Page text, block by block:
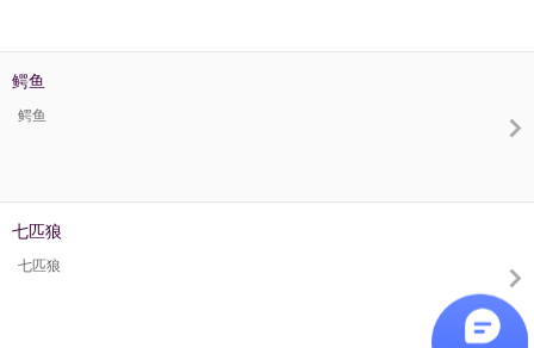
鳄鱼
鳄鱼
七匹狼
七匹狼